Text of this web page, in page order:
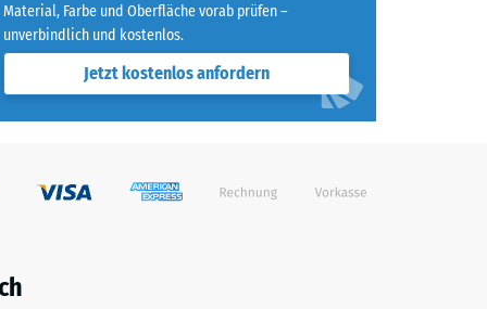
Material, Farbe und Oberfläche vorab prüfen –
unverbindlich und kostenlos.
Jetzt kostenlos anfordern